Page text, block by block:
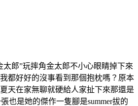
太郎”玩摔角金太郎不小心眼睛掉下來
都好好的沒事看到那個抱枕嗎？原本
天在家無聊就硬給人家扯下來那還是
也是她的傑作一隻腳是summer拔的